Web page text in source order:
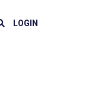
LOGIN